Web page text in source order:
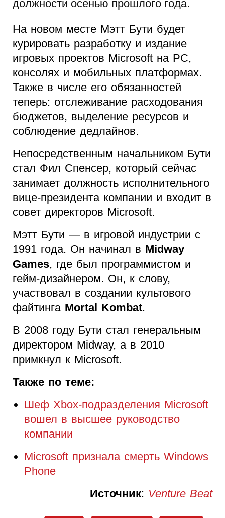
должности осенью прошлого года.
На новом месте Мэтт Бути будет
курировать разработку и издание
игровых проектов Microsoft на PC,
консолях и мобильных платформах.
Также в числе его обязанностей
теперь: отслеживание расходования
бюджетов, выделение ресурсов и
соблюдение дедлайнов.
Непосредственным начальником Бути
стал Фил Спенсер, который сейчас
занимает должность исполнительного
вице-президента компании и входит в
совет директоров Microsoft.
Мэтт Бути — в игровой индустрии с
1991 года. Он начинал в Midway
Games, где был программистом и
гейм-дизайнером. Он, к слову,
участвовал в создании культового
файтинга Mortal Kombat.
В 2008 году Бути стал генеральным
директором Midway, а в 2010
примкнул к Microsoft.
Также по теме:
Шеф Xbox-подразделения Microsoft
вошел в высшее руководство
компании
Microsoft признала смерть Windows
Phone
Источник: Venture Beat